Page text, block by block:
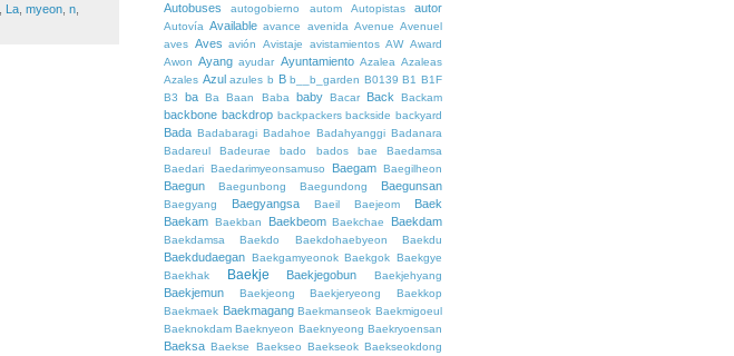
La myeon n Autobuses autogobierno autom Autopistas autor
Autovía Available avance avenida Avenue Avenuel
aves Aves avión Avistaje avistamientos AW Award
Awon Ayang ayudar Ayuntamiento Azalea Azaleas
Azales Azul azules b B b__b_garden B0139 B1 B1F
B3
ba Ba Baan Baba baby Bacar Back Backam
backbone backdrop backpackers backside backyard
Bada Badabaragi Badahoe Badahyanggi Badanara
Badareul
Badeurae bado bados bae
Baedamsa
Baedari Baedarimyeonsamuso Baegam Baegilheon
Baegun Baegunbong Baegundong Baegunsan
Baegyang Baegyangsa Baeil Baejeom
Baek
Baekam Baekban Baekbeom Baekchae Baekdam
Baekdamsa Baekdo Baekdohaebyeon Baekdu
Baekdudaegan Baekgamyeonok Baekgok Baekgye
Baekhak
Baekje Baekjegobun Baekjehyang
Baekjemun Baekjeong Baekjeryeong
Baekkop
Baekmaek Baekmagang Baekmanseok Baekmigoeul
Baeknokdam Baeknyeon Baeknyeong Baekryoensan
Baeksa Baekse Baekseo Baekseok Baekseokdong